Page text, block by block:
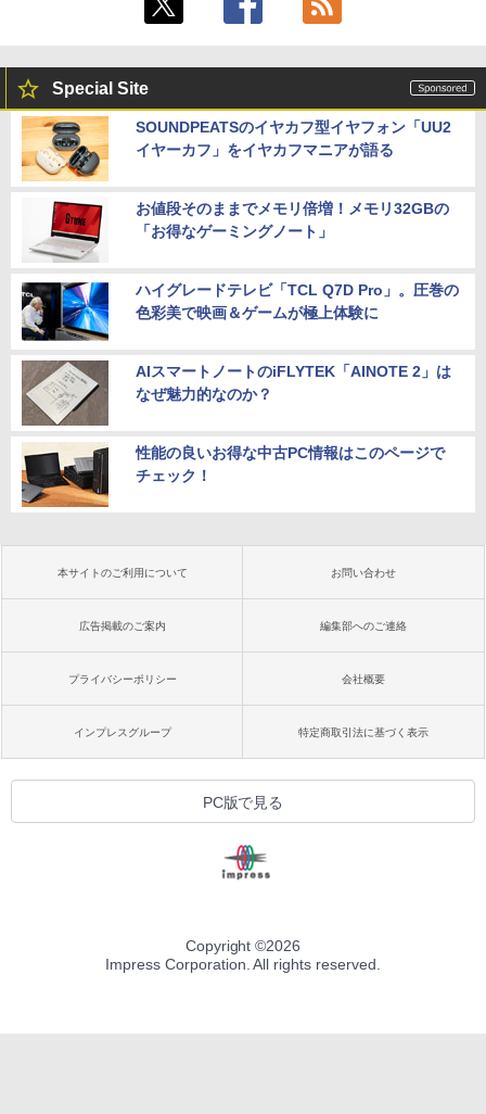
Special Site
SOUNDPEATSのイヤカフ型イヤフォン「UU2
イヤーカフ」をイヤカフマニアが語る
お値段そのままでメモリ倍増！メモリ32GBの
「お得なゲーミングノート」
ハイグレードテレビ「TCL Q7D Pro」。圧巻の
色彩美で映画＆ゲームが極上体験に
AIスマートノートのiFLYTEK「AINOTE 2」は
なぜ魅力的なのか？
性能の良いお得な中古PC情報はこのページで
チェック！
本サイトのご利用について お問い合わせ
広告掲載のご案内 編集部へのご連絡
プライバシーポリシー 会社概要
インプレスグループ 特定商取引法に基づく表示
PC版で見る
Copyright ©2026
Impress Corporation. All rights reserved.